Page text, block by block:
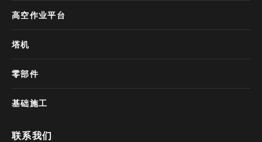
高空作业平台
塔机
零部件
基础施工
联系我们